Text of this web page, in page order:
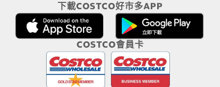
下載COSTCO好市多APP
COSTCO會員卡